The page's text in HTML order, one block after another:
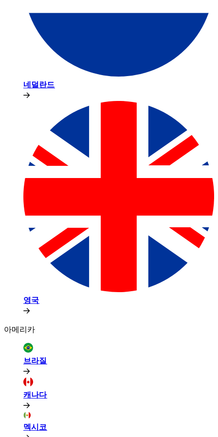
네덜란드​​
영국​​
아메리카​​
브라질​​
캐나다​​
멕시코​​